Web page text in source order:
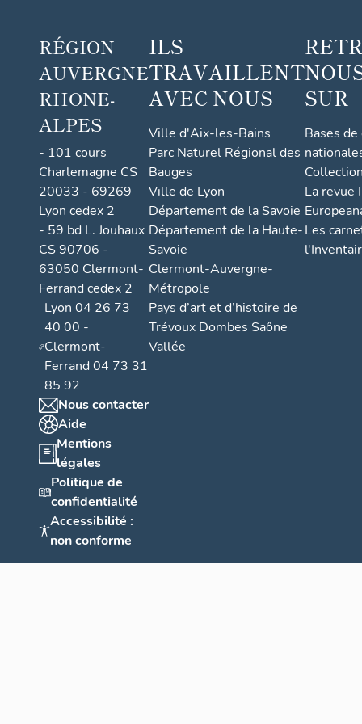
e
l'
e
n
q
t
e
h
m
n
RÉGION
AUVERGNE
RHONE-
ALPES
- 101 cours
Charlemagne CS
20033 - 69269
Lyon cedex 2
- 59 bd L. Jouhaux
CS 90706 -
63050 Clermont-
Ferrand cedex 2
Lyon 04 26 73
40 00 -
Clermont-
Ferrand 04 73 31
85 92
Nous contacter
Aide
Mentions
légales
Politique de
confidentialité
Accessibilité :
non conforme
ILS
TRAVAILLENT
AVEC NOUS
Ville d'Aix-les-Bains
Parc Naturel Régional des
Bauges
Ville de Lyon
Département de la Savoie
Département de la Haute-
Savoie
Clermont-Auvergne-
Métropole
Pays d’art et d’histoire de
Trévoux Dombes Saône
Vallée
SUR
Bases
La revue
Les